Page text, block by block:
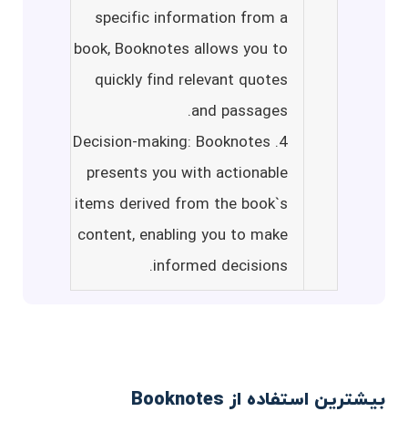
specific information from a
book, Booknotes allows you to
quickly find relevant quotes
and passages.
4. Decision-making: Booknotes
presents you with actionable
items derived from the book`s
content, enabling you to make
informed decisions.
بیشترین استفاده از Booknotes